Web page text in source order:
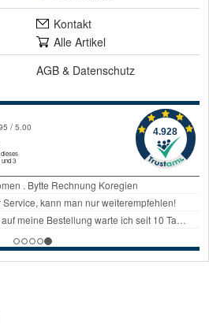
Kontakt
Alle Artikel
AGB & Datenschutz